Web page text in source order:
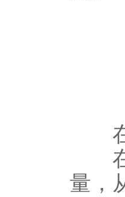
在
在
量，